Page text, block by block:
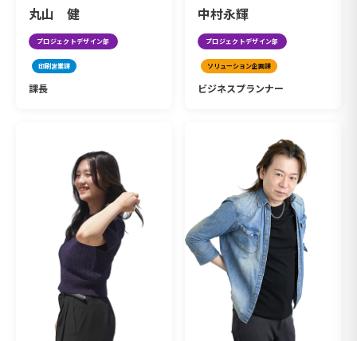
丸山 健
プロジェクトデザイン部
印刷営業課
課長
中村永輝
プロジェクトデザイン部
ソリューション企画課
ビジネスプランナー